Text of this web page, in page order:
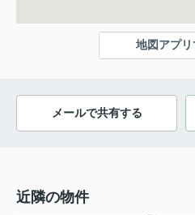
地図アプリ
メールで共有する
近隣の物件